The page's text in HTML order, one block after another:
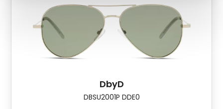
DbyD
DBSU2001P DDE0